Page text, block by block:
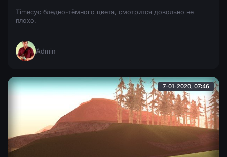
Timecyc бледно-тёмного цвета, смотрится довольно не
плохо.
Admin
7-01-2020, 07:46